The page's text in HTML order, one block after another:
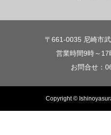
〒661-0035 尼崎市
営業時間9時～17
お問合せ：
Copyright ©